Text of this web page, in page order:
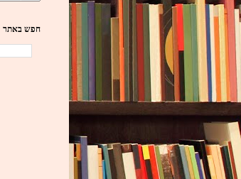
חפש באתר